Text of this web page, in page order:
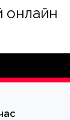
онлайн